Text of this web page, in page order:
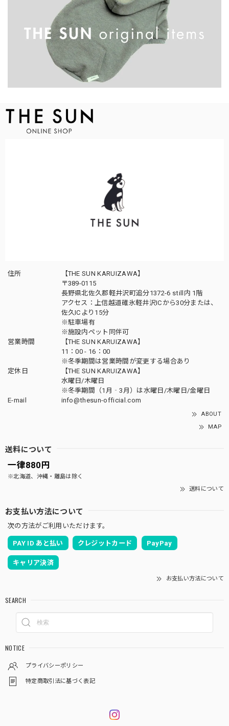
住所
【THE SUN KARUIZAWA】
〒389-0115
長野県北佐久郡軽井沢町追分1372-6 still内 1階
アクセス：上信越道碓氷軽井沢ICから30分または、
佐久ICより15分
※駐車場有
※施設内ペット同伴可
営業時間
【THE SUN KARUIZAWA】
11：00 - 16：00
※冬季期間は営業時間が変更する場合あり
定休日
【THE SUN KARUIZAWA】
水曜日/木曜日
※冬季期間（1月‐3月）は水曜日/木曜日/金曜日
E-mail
info@thesun-official.com
ABOUT
MAP
送料について
一律880円
※北海道、沖縄・離島は除く
送料について
お支払い方法について
次の方法がご利用いただけます。
PAY ID あと払い クレジットカード PayPay
キャリア決済
お支払い方法について
SEARCH
NOTICE
プライバシーポリシー
特定商取引法に基づく表記